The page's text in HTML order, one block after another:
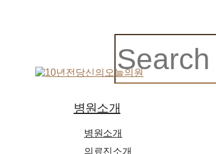
Close
Search
병원소개
병원소개
의료진소개